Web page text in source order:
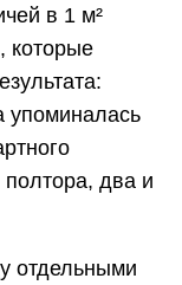
в 1 м²
которые
два и
отдельными